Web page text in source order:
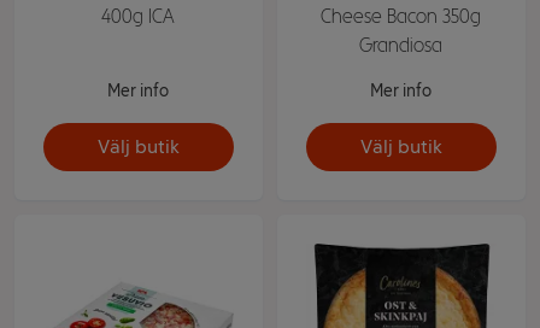
400g ICA
Mer info
Välj butik
Cheese Bacon 350g
Grandiosa
Mer info
Välj butik